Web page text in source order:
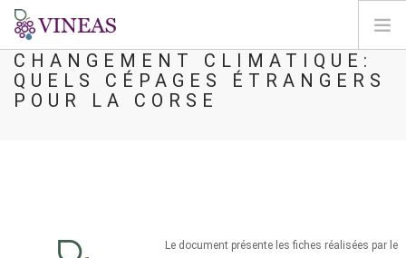
PÁGINA INICIAL
SOBRE A VINEAS
CHANGEMENT CLIMATIQUE:
QUELS CÉPAGES ÉTRANGERS
POUR LA CORSE
Le document présente les fiches réalisées par le